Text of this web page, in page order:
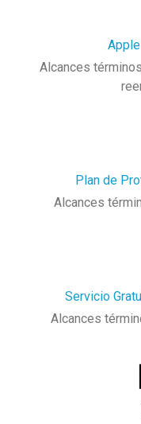
Alcances
Plan de
Alcances
Servicio
Alcances